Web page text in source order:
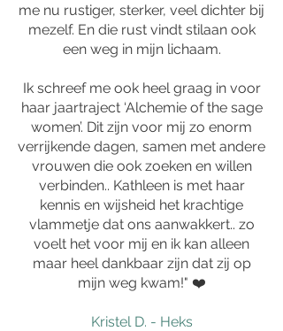
me nu rustiger, sterker, veel dichter bij
mezelf. En die rust vindt stilaan ook
een weg in mijn lichaam.
Ik schreef me ook heel graag in voor
haar jaartraject ‘Alchemie of the sage
women’. Dit zijn voor mij zo enorm
verrijkende dagen, samen met andere
vrouwen die ook zoeken en willen
verbinden.. Kathleen is met haar
kennis en wijsheid het krachtige
vlammetje dat ons aanwakkert.. zo
voelt het voor mij en ik kan alleen
maar heel dankbaar zijn dat zij op
mijn weg kwam!" ❤️
Kristel D. - Heks